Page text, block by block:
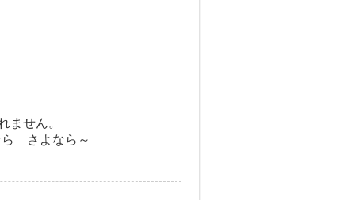
ません。
さよなら～